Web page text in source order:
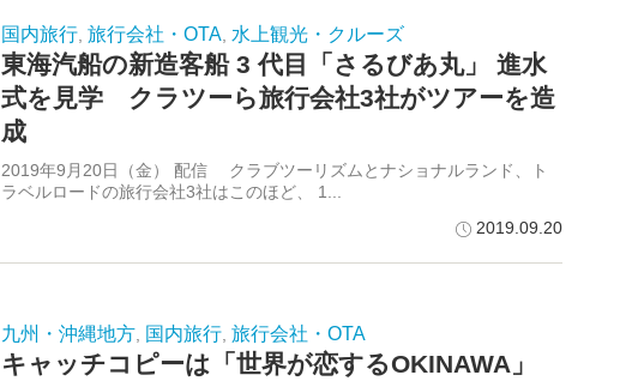
国内旅行, 旅行会社・OTA, 水上観光・クルーズ
東海汽船の新造客船 3 代目「さるびあ丸」 進水
式を見学 クラツーら旅行会社3社がツアーを造
成
2019年9月20日（金） 配信 クラブツーリズムとナショナルランド、ト
ラベルロードの旅行会社3社はこのほど、 1...
2019.09.20
九州・沖縄地方, 国内旅行, 旅行会社・OTA
キャッチコピーは「世界が恋するOKINAWA」